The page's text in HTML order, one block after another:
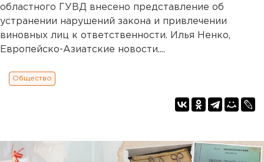
областного ГУВД внесено представление об
устранении нарушений закона и привлечении
виновных лиц к ответственности. Илья Ненко,
Европейско-Азиатские новости....
Общество